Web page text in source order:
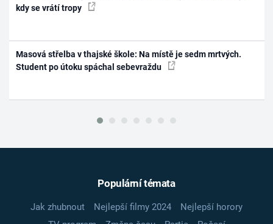
kdy se vrátí tropy
Masová střelba v thajské škole: Na místě je sedm mrtvých.
Student po útoku spáchal sebevraždu
Populární témata
Jak zhubnout Nejlepší filmy 2024
Nejlepší horory